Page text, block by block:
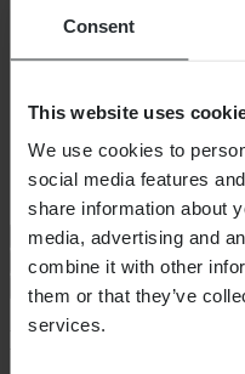
Consent
This website uses
We use cookies to
social media features
share information about
media, advertising and
combine it with other
them or that they’ve
services.
Waterdicht
KleurZwart/Grijs
CertificeringCE EN
StijlTouring
IsolatieNee
Hoogte Verpakking
Verpakkingsbreedte 152
Maattabel
Verzending & retouren
Veiligheidsinformatie